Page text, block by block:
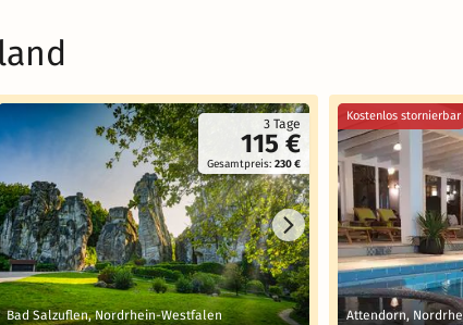
3 Tage
115 €
Gesamtpreis: 230 €
Bad Salzuflen, Nordrhein-Westfalen
Kostenlos stornierbar
Attendorn,